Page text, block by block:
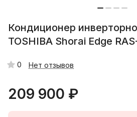
Кондиционер
TOSHIBA Shorai Edge
0 Нет отзывов
209 900 ₽